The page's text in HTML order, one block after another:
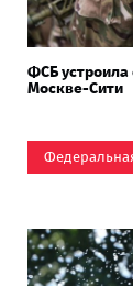
ФСБ
Москве-Сити